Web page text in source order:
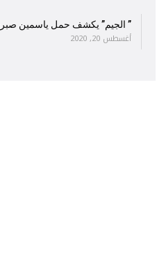
” الجيم” يكشف حمل ياسمين
أغسطس 20, 2020